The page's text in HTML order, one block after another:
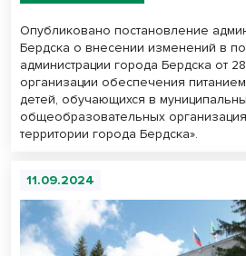
Опубликовано постановление
Бердска о внесении изменений в
администрации города Бердска от
организации обеспечения
детей, обучающихся в
общеобразовательных
территории города Бердска».
11.09.2024